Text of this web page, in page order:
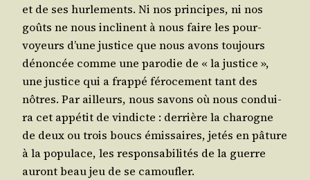
et de ses hur­le­ments. Ni nos prin­cipes, ni nos
goûts ne nous inclinent à nous faire les pour­
voyeurs d’une jus­tice que nous avons tou­jours
dénon­cée comme une paro­die de « la jus­tice »,
une jus­tice qui a frap­pé féro­ce­ment tant des
nôtres. Par ailleurs, nous savons où nous condui­
ra cet appé­tit de vin­dicte : der­rière la cha­rogne
de deux ou trois boucs émis­saires, jetés en pâture
à la popu­lace, les res­pon­sa­bi­li­tés de la guerre
auront beau jeu de se camoufler.